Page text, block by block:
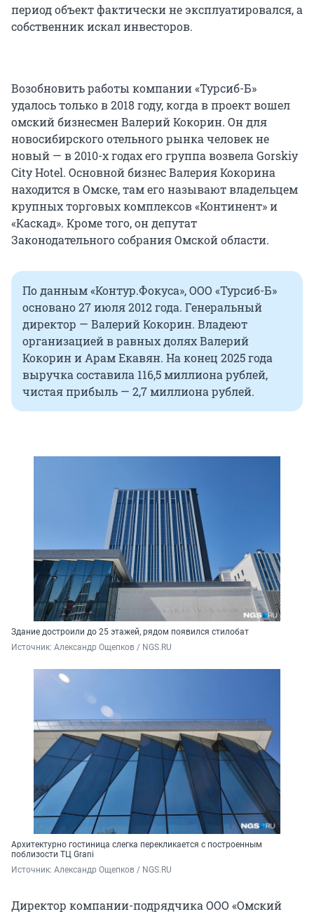
период объект фактически не эксплуатировался, а
собственник искал инвесторов.
Возобновить работы компании «Турсиб-Б»
удалось только в 2018 году, когда в проект вошел
омский бизнесмен Валерий Кокорин. Он для
новосибирского отельного рынка человек не
новый — в 2010-х годах его группа возвела Gorskiy
City Hotel. Основной бизнес Валерия Кокорина
находится в Омске, там его называют владельцем
крупных торговых комплексов «Континент» и
«Каскад». Кроме того, он депутат
Законодательного собрания Омской области.
По данным «Контур.Фокуса», ООО «Турсиб-Б»
основано 27 июля 2012 года. Генеральный
директор — Валерий Кокорин. Владеют
организацией в равных долях Валерий
Кокорин и Арам Екавян. На конец 2025 года
выручка составила 116,5 миллиона рублей,
чистая прибыль — 2,7 миллиона рублей.
Здание достроили до 25 этажей, рядом появился стилобат
Источник: Александр Ощепков / NGS.RU
Архитектурно гостиница слегка перекликается с построенным
поблизости ТЦ Grani
Источник: Александр Ощепков / NGS.RU
Директор компании-подрядчика ООО «Омский